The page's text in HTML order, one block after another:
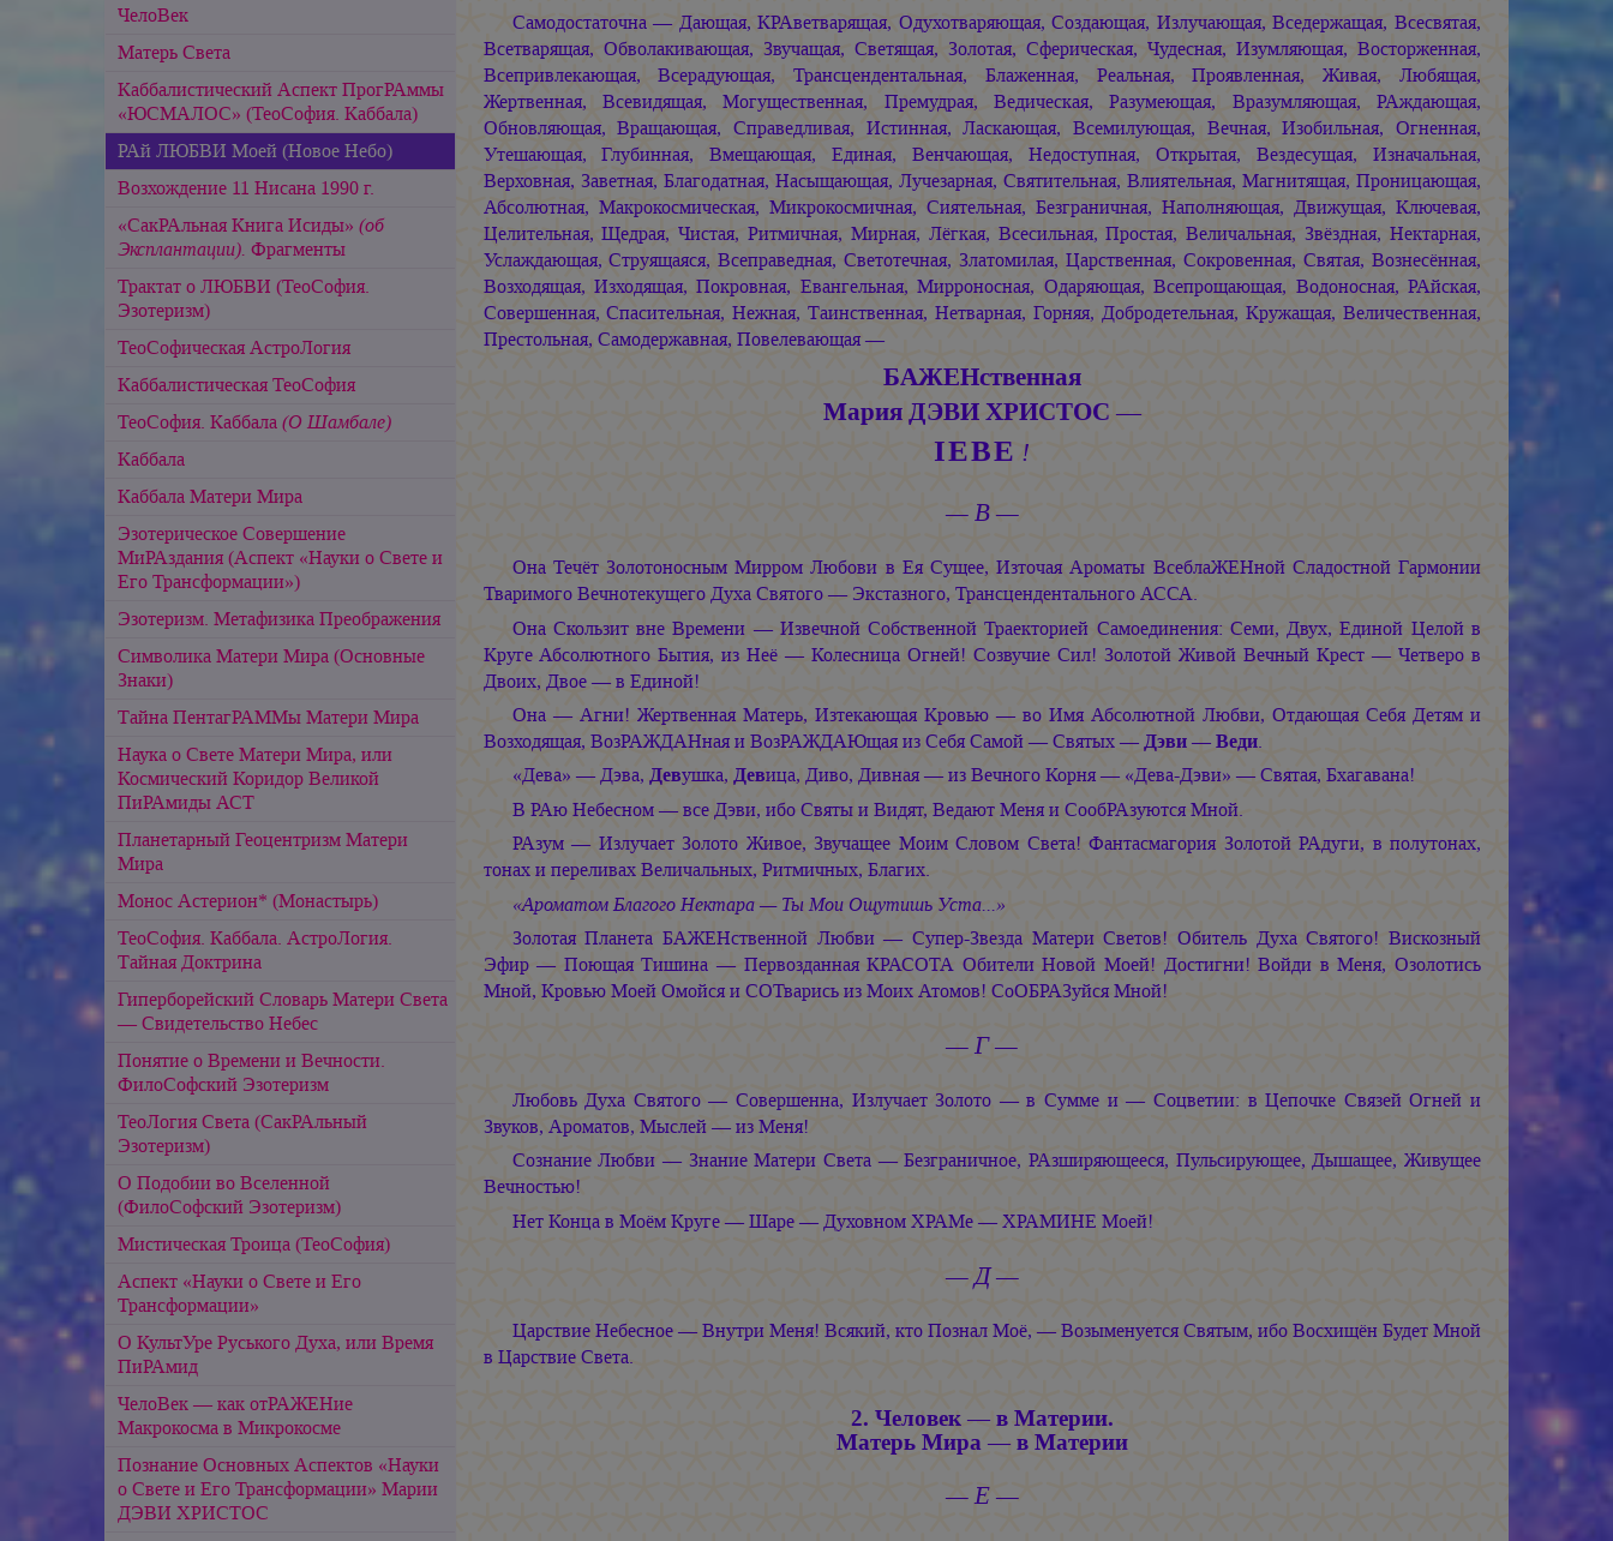
ЧелоВек
Матерь Света
Каббалистический Аспект ПрогРАммы
«ЮСМАЛОС» (ТеоСофия. Каббала)
РАй ЛЮБВИ Моей (Новое Небо)
Возхождение 11 Нисана 1990 г.
«СакРАльная Книга Исиды» (об
Эксплантации). Фрагменты
Трактат о ЛЮБВИ (ТеоСофия.
Эзотеризм)
ТеоСофическая АстроЛогия
Каббалистическая ТеоСофия
ТеоСофия. Каббала(О Шамбале)
Каббала
Каббала Матери Мира
Эзотерическое Совершение
МиРАздания (Аспект «Науки о Свете и
Его Трансформации»)
Эзотеризм. Метафизика Преображения
Символика Матери Мира (Основные
Знаки)
Тайна ПентагРАММы Матери Мира
Наука о Свете Матери Мира, или
Космический Коридор Великой
ПиРАмиды АСТ
Планетарный Геоцентризм Матери
Мира
Монос Астерион* (Монастырь)
ТеоСофия. Каббала. АстроЛогия.
Тайная Доктрина
Гиперборейский Словарь Матери Света
— Свидетельство Небес
Понятие о Времени и Вечности.
ФилоСофский Эзотеризм
ТеоЛогия Света (СакРАльный
Эзотеризм)
О Подобии во Вселенной
(ФилоСофский Эзотеризм)
Мистическая Троица (ТеоСофия)
Аспект «Науки о Свете и Его
Трансформации»
О КультУре Руського Духа, или Время
ПиРАмид
ЧелоВек — как отРАЖЕНие
Макрокосма в Микрокосме
Познание Основных Аспектов «Науки
о Свете и Его Трансформации» Марии
ДЭВИ ХРИСТОС
Самодостаточна — Дающая, КРАветварящая, Одухотваряющая, Создающая, Излучающая, Вседержащая, Всесвятая,
Всетварящая, Обволакивающая, Звучащая, Светящая, Золотая, Сферическая, Чудесная, Изумляющая, Восторженная,
Всепривлекающая, Всерадующая, Трансцендентальная, Блаженная, Реальная, Проявленная, Живая, Любящая,
Жертвенная, Всевидящая, Могущественная, Премудрая, Ведическая, Разумеющая, Вразумляющая, РАждающая,
Обновляющая, Вращающая, Справедливая, Истинная, Ласкающая, Всемилующая, Вечная, Изобильная, Огненная,
Утешающая, Глубинная, Вмещающая, Единая, Венчающая, Недоступная, Открытая, Вездесущая, Изначальная,
Верховная, Заветная, Благодатная, Насыщающая, Лучезарная, Святительная, Влиятельная, Магнитящая, Проницающая,
Абсолютная, Макрокосмическая, Микрокосмичная, Сиятельная, Безграничная, Наполняющая, Движущая, Ключевая,
Целительная, Щедрая, Чистая, Ритмичная, Мирная, Лёгкая, Всесильная, Простая, Величальная, Звёздная, Нектарная,
Услаждающая, Струящаяся, Всеправедная, Светотечная, Златомилая, Царственная, Сокровенная, Святая, Вознесённая,
Возходящая, Изходящая, Покровная, Евангельная, Мирроносная, Одаряющая, Всепрощающая, Водоносная, РАйская,
Совершенная, Спасительная, Нежная, Таинственная, Нетварная, Горняя, Добродетельная, Кружащая, Величественная,
Престольная, Самодержавная, Повелевающая —
БАЖЕНственная
Мария ДЭВИ ХРИСТОС —
ІЕВЕ !
— В —
Она Течёт Золотоносным Мирром Любови в Ея Сущее, Източая Ароматы ВсеблаЖЕНной Сладостной Гармонии
Тваримого Вечнотекущего Духа Святого — Экстазного, Трансцендентального АССА.
Она Скользит вне Времени — Извечной Собственной Траекторией Самоединения: Семи, Двух, Единой Целой в
Круге Абсолютного Бытия, из Неё — Колесница Огней! Созвучие Сил! Золотой Живой Вечный Крест — Четверо в
Двоих, Двое — в Единой!
Она — Агни! Жертвенная Матерь, Изтекающая Кровью — во Имя Абсолютной Любви, Отдающая Себя Детям и
Возходящая, ВозРАЖДАНная и ВозРАЖДАЮщая из Себя Самой — Святых —Дэви—Веди.
«Дева» — Дэва, Девушка, Девица, Диво, Дивная — из Вечного Корня — «Дева-Дэви» — Святая, Бхагавана!
В РАю Небесном — все Дэви, ибо Святы и Видят, Ведают Меня и СообРАзуются Мной.
РАзум — Излучает Золото Живое, Звучащее Моим Словом Света! Фантасмагория Золотой РАдуги, в полутонах,
тонах и переливах Величальных, Ритмичных, Благих.
«Ароматом Благого Нектара — Ты Мои Ощутишь Уста...»
Золотая Планета БАЖЕНственной Любви — Супер-Звезда Матери Светов! Обитель Духа Святого! Вискозный
Эфир — Поющая Тишина — Первозданная КРАСОТА Обители Новой Моей! Достигни! Войди в Меня, Озолотись
Мной, Кровью Моей Омойся и СОТварись из Моих Атомов! СоОБРАЗуйся Мной!
— Г —
Любовь Духа Святого — Совершенна, Излучает Золото — в Сумме и — Соцветии: в Цепочке Связей Огней и
Звуков, Ароматов, Мыслей — из Меня!
Сознание Любви — Знание Матери Света — Безграничное, РАзширяющееся, Пульсирующее, Дышащее, Живущее
Вечностью!
Нет Конца в Моём Круге — Шаре — Духовном ХРАМе — ХРАМИНЕ Моей!
— Д —
Царствие Небесное — Внутри Меня! Всякий, кто Познал Моё, — Возыменуется Святым, ибо Восхищён Будет Мной
в Царствие Света.
2. Человек — в Материи.
Матерь Мира — в Материи
— Е —